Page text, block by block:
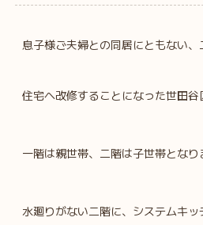
息子様ご夫婦との同居にともない、
住宅へ改修することになった世田谷
一階は親世帯、二階は子世帯となり
水廻りがない二階に、システムキ